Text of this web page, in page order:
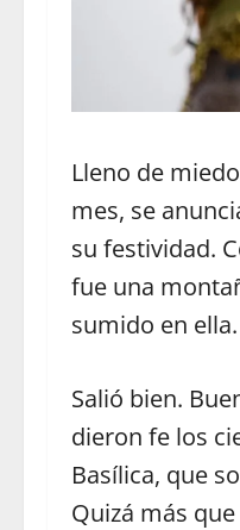
Lleno de
mes, se
su festividad.
fue una
sumido en ella.
Salió bien.
dieron fe los
Basílica, que
Quizá más